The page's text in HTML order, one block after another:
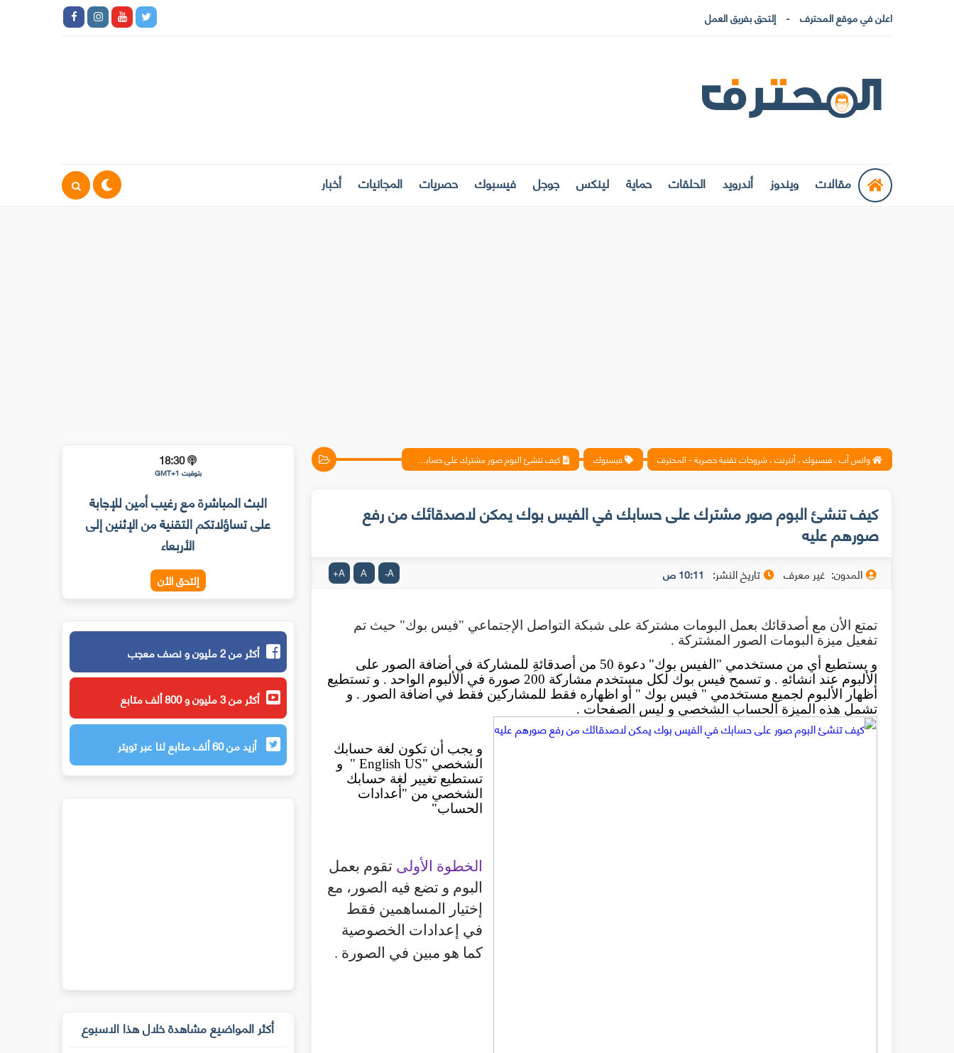
اعلن في موقع المحترف إلتحق بفريق العمل
مقالات ويندوز أندرويد الحلقات حماية لينكس جوجل فيسبوك حصريات المجانيات أخبار
واتس آب ، فيسبوك ، أنترنت ، شروحات تقنية حصرية - المحترف فيسبوك كيف تنشئ البوم صور مشترك على حسابك في الفيس بوك يمكن لاصدقائك من رفع صورهم عليه
كيف تنشئ البوم صور مشترك على حسابك في الفيس بوك يمكن لاصدقائك من رفع
صورهم عليه
المدون: غير معرف تاريخ النشر: 10:11 ص A
-
A
A
+
تفعيل ميزة البومات الصور المشتركة .
تشمل هذه الميزة الحساب الشخصي و ليس الصفحات .
الحساب"
الخطوة الأولى
كما هو مبين في الصورة .
18:30
بتوقيت GMT+1
البث المباشرة مع رغيب أمين للإجابة
على تساؤلاتكم التقنية من الإثنين إلى
الأربعاء
إلتحق الأن
أكثر من 2 مليون و نصف معجب
أكثر من 3 مليون و 800 ألف متابع
أزيد من 60 ألف متابع لنا عبر تويتر
أكثر المواضيع مشاهدة خلال هذا الاسبوع